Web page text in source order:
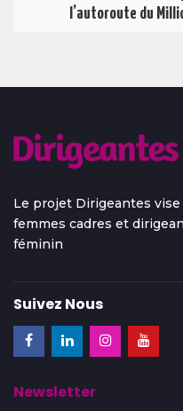
l’autoroute du
Le projet Dirigeantes
femmes cadres et
féminin
Suivez Nous
Newsletter